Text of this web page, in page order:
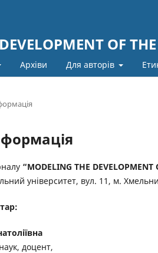
OF
Архіви Для авторів
“MODELING THE DEVELOPMENT
університет, вул. 11, м.
доцент,